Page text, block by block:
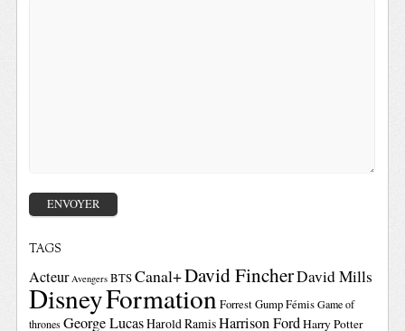
TAGS
Acteur Avengers BTSCanal+David FincherDavid Mills
DisneyFormationForrest GumpFémis Game of
thrones George LucasHarold RamisHarrison FordHarry Potter